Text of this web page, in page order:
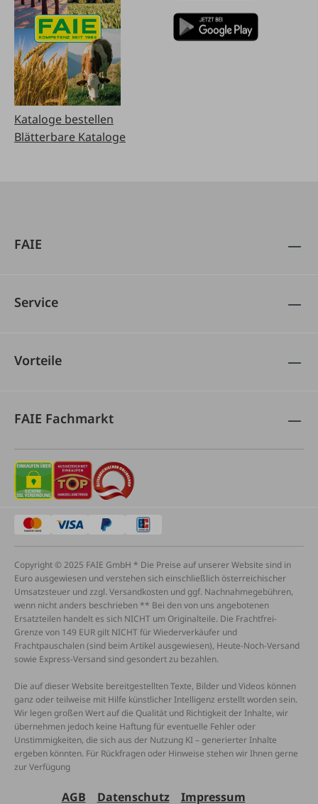
Kataloge bestellen
Blätterbare Kataloge
FAIE
Service
Vorteile
FAIE Fachmarkt
Copyright © 2025 FAIE GmbH * Die Preise auf unserer Website sind in
Euro ausgewiesen und verstehen sich einschließlich österreichischer
Umsatzsteuer und zzgl. Versandkosten und ggf. Nachnahmegebühren,
wenn nicht anders beschrieben ** Bei den von uns angebotenen
Ersatzteilen handelt es sich NICHT um Originalteile. Die Frachtfrei-
Grenze von 149 EUR gilt NICHT für Wiederverkäufer und
Frachtpauschalen (sind beim Artikel ausgewiesen), Heute-Noch-Versand
sowie Express-Versand sind gesondert zu bezahlen.
Die auf dieser Website bereitgestellten Texte, Bilder und Videos können
ganz oder teilweise mit Hilfe künstlicher Intelligenz erstellt worden sein.
Wir legen großen Wert auf die Qualität und Richtigkeit der Inhalte, wir
übernehmen jedoch keine Haftung für eventuelle Fehler oder
Unstimmigkeiten, die sich aus der Nutzung KI – generierter Inhalte
ergeben könnten. Für Rückfragen oder Hinweise stehen wir Ihnen gerne
zur Verfügung
AGB Datenschutz Impressum